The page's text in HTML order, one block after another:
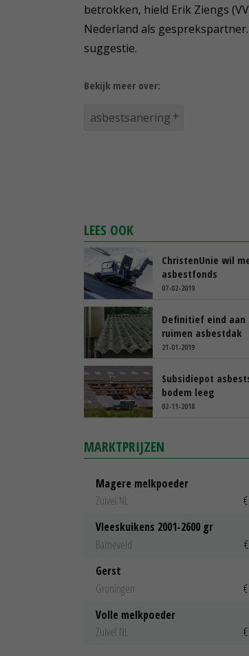
betrokken, hield Erik Ziengs
Nederland als gesprekspartner.
suggestie.
Bekijk meer over:
asbestsanering
LEES OOK
ChristenUnie wil
asbestfonds
07-02-2019
Definitief eind aan
ruimen asbestdak
21-01-2019
Subsidiepot
bodem leeg
02-11-2018
MARKTPRIJZEN
Magere melkpoeder
Zuivel NL
Vleeskuikens 2001-2600 gr
Barneveld
Gerst
Groningen
Volle melkpoeder
Zuivel NL